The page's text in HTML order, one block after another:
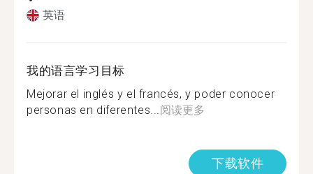
英语
我的语言学习目标
Mejorar el inglés y el francés, y poder conocer
personas en diferentes...阅读更多
下载软件